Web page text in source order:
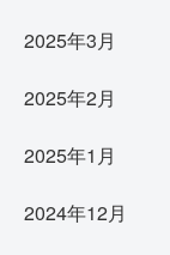
2025年3月
2025年2月
2025年1月
2024年12月